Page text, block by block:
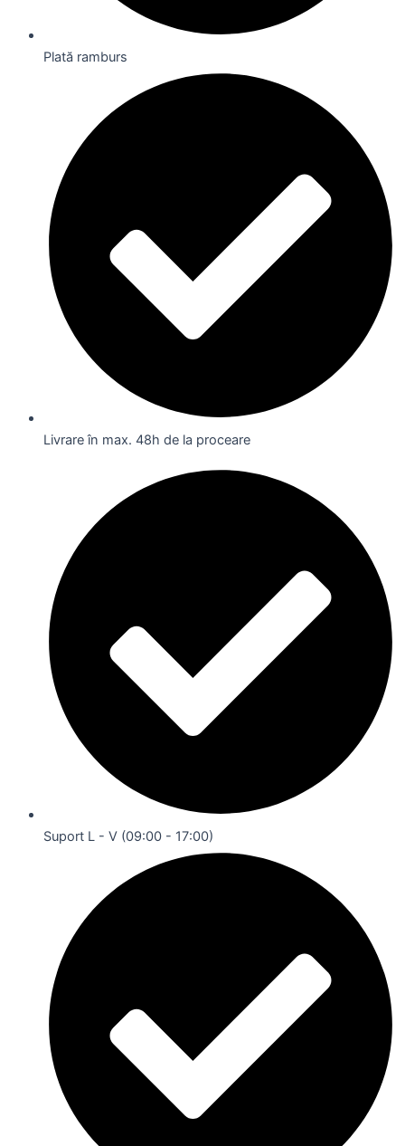
Plată ramburs
Livrare în max. 48h de la proceare
Suport L - V (09:00 - 17:00)